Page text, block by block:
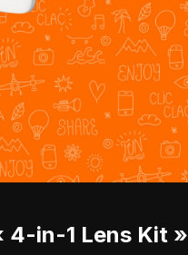
4-in-1 Lens Kit »